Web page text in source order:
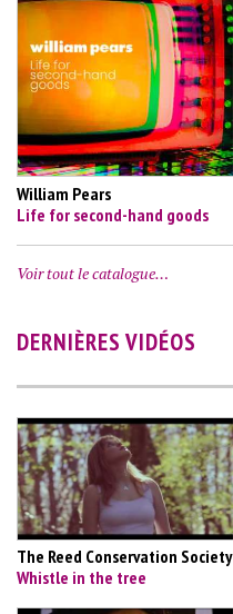
William Pears
Life for second-hand goods
Voir tout le catalogue…
DERNIÈRES VIDÉOS
The Reed Conservation Society
Whistle in the tree